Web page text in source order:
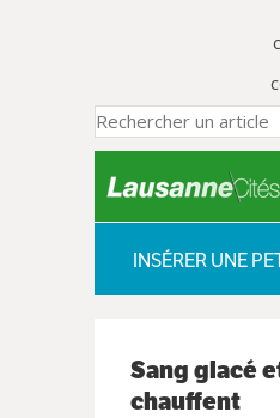
INSÉRER UNE
Sang glacé
chauffent